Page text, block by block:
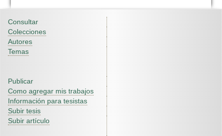
Consultar
Colecciones
Autores
Temas
Publicar
Como agregar mis trabajos
Información para tesistas
Subir tesis
Subir artículo